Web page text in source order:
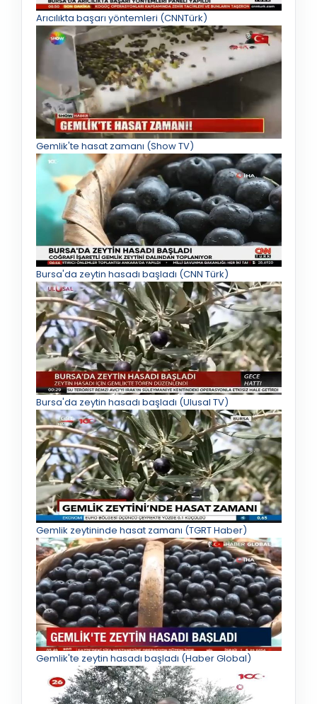
Arıcılıkta başarı yöntemleri (CNNTürk)
Gemlik'te hasat zamanı (Show TV)
Bursa'da zeytin hasadı başladı (CNN Türk)
Bursa'da zeytin hasadı başladı (Ulusal TV)
Gemlik zeytininde hasat zamanı (TGRT Haber)
Gemlik'te zeytin hasadı başladı (Haber Global)